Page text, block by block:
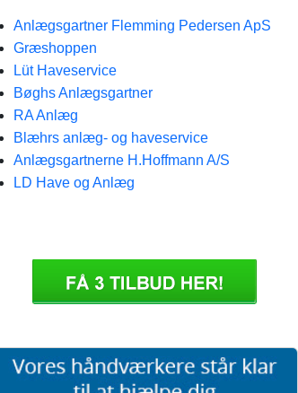
Anlægsgartner Flemming Pedersen ApS
Græshoppen
Lüt Haveservice
Bøghs Anlægsgartner
RA Anlæg
Blæhrs anlæg- og haveservice
Anlægsgartnerne H.Hoffmann A/S
LD Have og Anlæg